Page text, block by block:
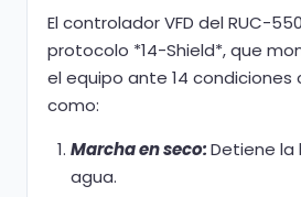
El controlador VFD del RUC-
protocolo *14-Shield*, que
el equipo ante 14 condiciones
como:
Marcha en seco:Detiene la
agua.